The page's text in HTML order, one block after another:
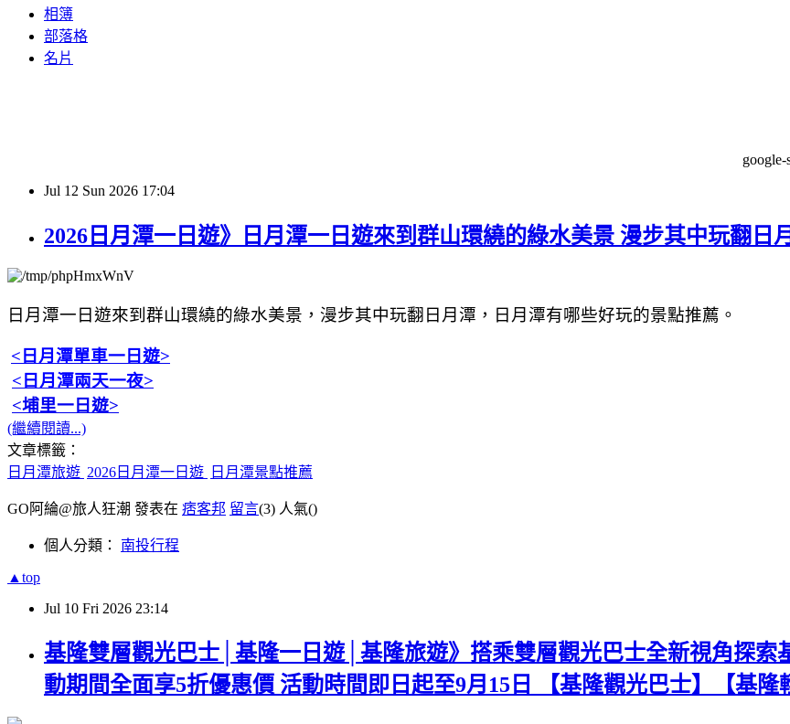
相簿
部落格
名片
Jul 12 Sun 2026 17:04
2026日月潭一日遊》日月潭一日遊來到群山環繞的綠水美景 漫步其中玩翻日
日月潭一日遊來到群山環繞的綠水美景， 漫步其中玩翻日月潭， 日月潭有哪些好玩的景點推薦。
<日月潭單車一日遊>
<日月潭兩天一夜>
<埔里一日遊>
(繼續閱讀...)
文章標籤：
日月潭旅遊 2026日月潭一日遊 日月潭景點推薦
GO阿綸@旅人狂潮 發表在 痞客邦 留言(3) 人氣()
個人分類： 南投行程
▲top
Jul 10 Fri 2026 23:14
基隆雙層觀光巴士│基隆一日遊│基隆旅遊》搭乘雙層觀光巴士全新視角探索
動期間全面享5折優惠價 活動時間即日起至9月15日 【基隆觀光巴士】【基隆